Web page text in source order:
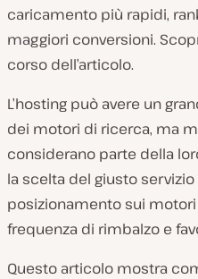
caricamento più rapidi,
maggiori conversioni.
corso dell’articolo.
L’hosting può avere un
dei motori di ricerca, ma
considerano parte della
la scelta del giusto
posizionamento sui
frequenza di rimbalzo e
Questo articolo mostra